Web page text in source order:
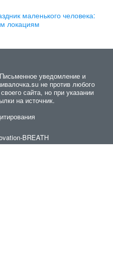
маленького человека:
локациям
уведомление и
не против любого
сайта, но при указании
на источник.
BREATH